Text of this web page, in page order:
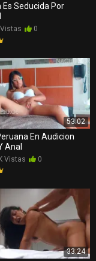
Es Seducida Por
0
53:02
En Audicion
Anal
Vistas
0
33:24